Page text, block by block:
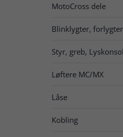
MotoCross dele
Blinklygter,
Styr, greb,
Løftere MC/MX
Låse
Kobling